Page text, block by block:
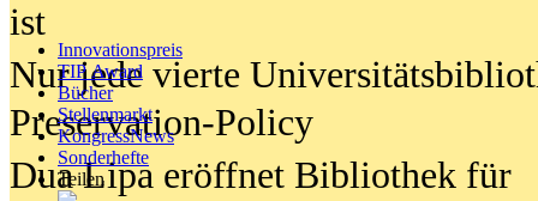
Innovationspreis
TIP Award
Bücher
Stellenmarkt
KongressNews
Sonderhefte
Teilen
ist
Nur jede vierte
Preservation-Policy
Dua Lipa eröffnet Bibliothek für